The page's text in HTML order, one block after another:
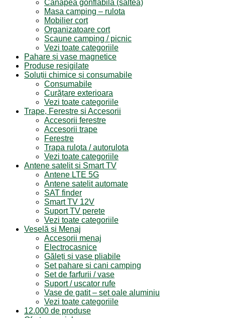
Canapea gonflabila (saltea)
Masa camping – rulota
Mobilier cort
Organizatoare cort
Scaune camping / picnic
Vezi toate categoriile
Pahare și vase magnetice
Produse resigilate
Soluții chimice și consumabile
Consumabile
Curățare exterioara
Vezi toate categoriile
Trape, Ferestre si Accesorii
Accesorii ferestre
Accesorii trape
Ferestre
Trapa rulota / autorulota
Vezi toate categoriile
Antene satelit si Smart TV
Antene LTE 5G
Antene satelit automate
SAT finder
Smart TV 12V
Suport TV perete
Vezi toate categoriile
Veselă și Menaj
Accesorii menaj
Electrocasnice
Găleți și vase pliabile
Set pahare si cani camping
Set de farfurii / vase
Suport / uscator rufe
Vase de gatit – set oale aluminiu
Vezi toate categoriile
12.000 de produse